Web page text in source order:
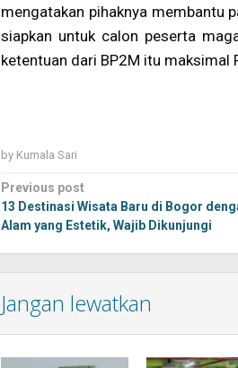
mengatakan pihaknya membantu
siapkan untuk calon peserta
ketentuan dari BP2M itu maksimal
by Kumala Sari
Post
navigation
Previous post
13 Destinasi Wisata Baru di Bogor
Alam yang Estetik, Wajib Dikunjungi
Jangan lewatkan